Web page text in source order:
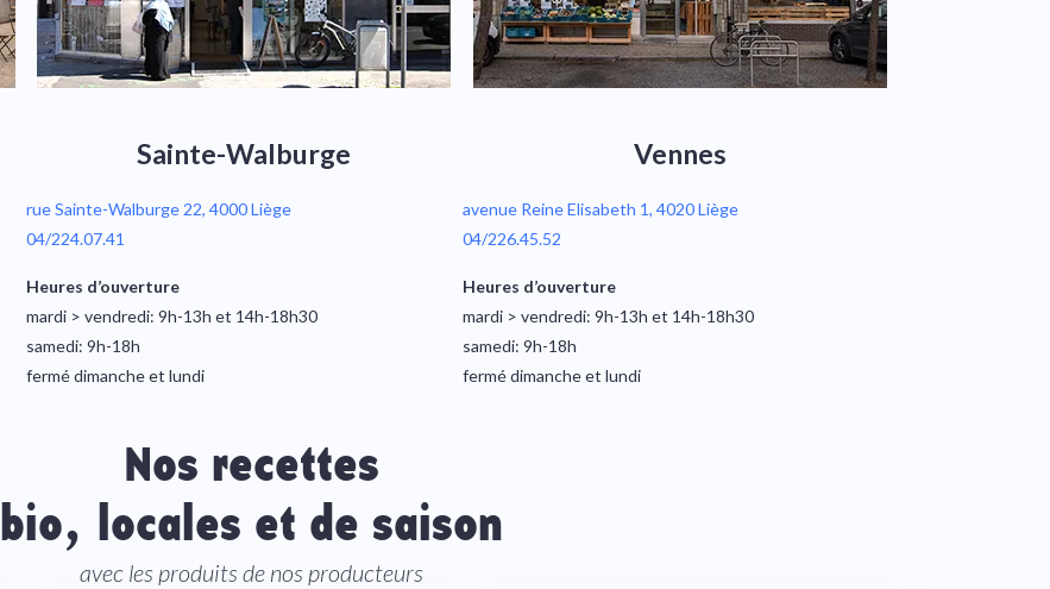
Sainte-Walburge
rue Sainte-Walburge 22, 4000 Liège
04/224.07.41
Heures d’ouverture
mardi > vendredi: 9h-13h et 14h-18h30
samedi: 9h-18h
fermé dimanche et lundi
Vennes
avenue Reine Elisabeth 1, 4020 Liège
04/226.45.52
Heures d’ouverture
mardi > vendredi: 9h-13h et 14h-18h30
samedi: 9h-18h
fermé dimanche et lundi
Nos recettes
bio, locales et de saison
avec les produits de nos producteurs